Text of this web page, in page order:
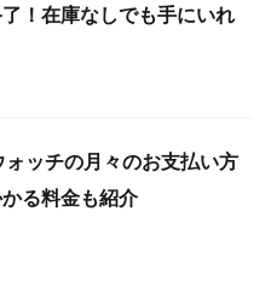
！在庫なしでも手にいれ
ッチの月々のお支払い方
る料金も紹介